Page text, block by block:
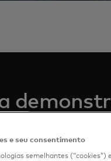
saber como a
produtos e
e seu consentimento
semelhantes